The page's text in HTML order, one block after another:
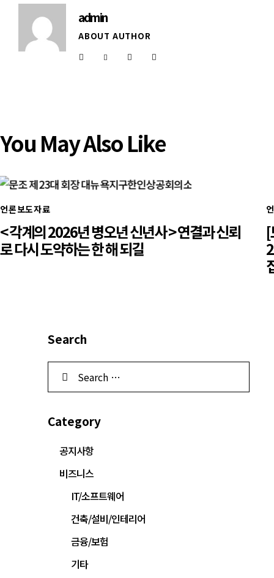
admin
ABOUT AUTHOR
You May Also Like
언론보도자료
< 각계의 2026년 병오년 신년사 > 연결과 신뢰
로 다시 도약하는 한 해 되길
[
Search
Category
공지사항
비즈니스
IT/소프트웨어
건축/설비/인테리어
금융/보험
기타